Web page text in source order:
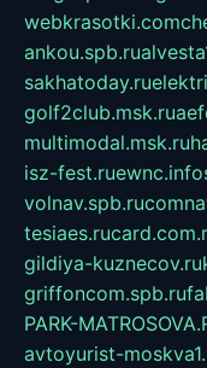
webkrasotki.com
ankou.spb.ru
sakhatoday.ru
golf2club.msk.ru
multimodal.msk.ru
isz-fest.ruewnc.info
volnav.spb.ru
tesiaes.ru
gildiya-kuznecov.ru
griffoncom.spb.ru
PARK-
avtoyurist-